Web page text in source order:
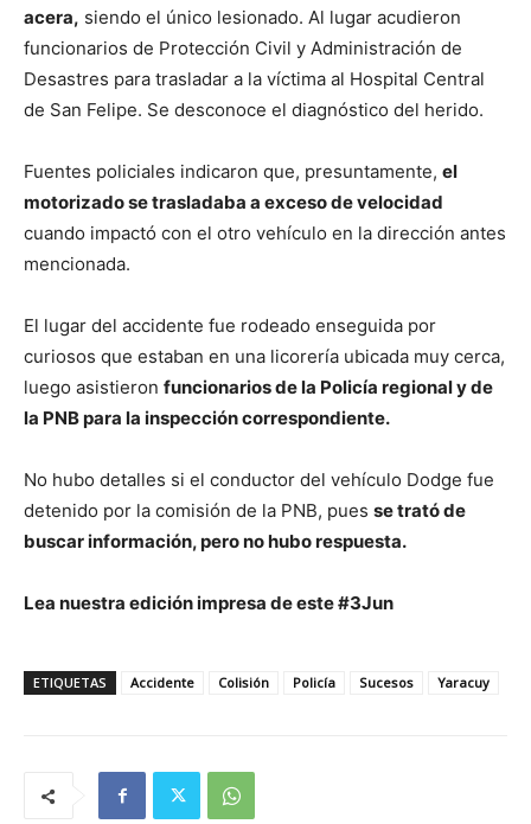
acera, siendo el único lesionado. Al lugar acudieron
funcionarios de Protección Civil y Administración de
Desastres para trasladar a la víctima al Hospital Central
de San Felipe. Se desconoce el diagnóstico del herido.
Fuentes policiales indicaron que, presuntamente, el
motorizado se trasladaba a exceso de velocidad
cuando impactó con el otro vehículo en la dirección antes
mencionada.
El lugar del accidente fue rodeado enseguida por
curiosos que estaban en una licorería ubicada muy cerca,
luego asistieron funcionarios de la Policía regional y de
la PNB para la inspección correspondiente.
No hubo detalles si el conductor del vehículo Dodge fue
detenido por la comisión de la PNB, pues se trató de
buscar información, pero no hubo respuesta.
Lea nuestra edición impresa de este #3Jun
ETIQUETAS Accidente Colisión Policía Sucesos Yaracuy